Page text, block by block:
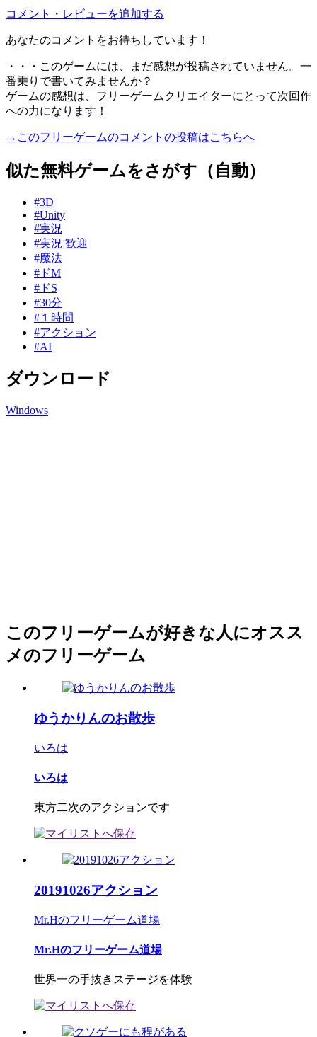
コメント・レビューを追加する
あなたのコメントをお待ちしています！
・・・このゲームには、まだ感想が投稿されていません。一
番乗りで書いてみませんか？
ゲームの感想は、フリーゲームクリエイターにとって次回作
への力になります！
→このフリーゲームのコメントの投稿はこちらへ
似た無料ゲームをさがす（自動）
#3D
#Unity
#実況
#実況 歓迎
#魔法
#ドM
#ドS
#30分
#１時間
#アクション
#AI
ダウンロード
Windows
このフリーゲームが好きな人にオスス
メのフリーゲーム
ゆうかりんのお散歩
いろは
いろは
東方二次のアクションです
20191026アクション
Mr.Hのフリーゲーム道場
Mr.Hのフリーゲーム道場
世界一の手抜きステージを体験